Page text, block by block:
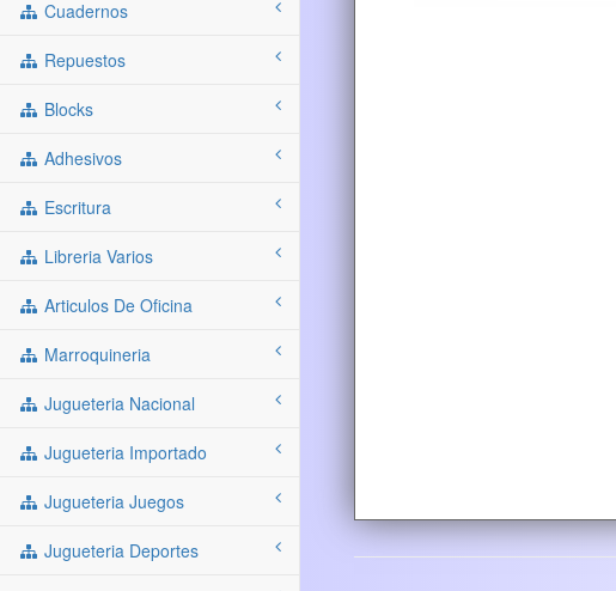
Cuadernos
Repuestos
Blocks
Adhesivos
Escritura
Libreria Varios
Articulos De Oficina
Marroquineria
Jugueteria Nacional
Jugueteria Importado
Jugueteria Juegos
Jugueteria Deportes